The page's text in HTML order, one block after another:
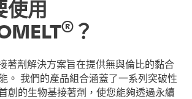
使用
® ？
著劑解決方案旨在提供無與倫比的黏合
。 我們的產品組合涵蓋了一系列突破性
創的生物基接著劑，使您能夠透過永續